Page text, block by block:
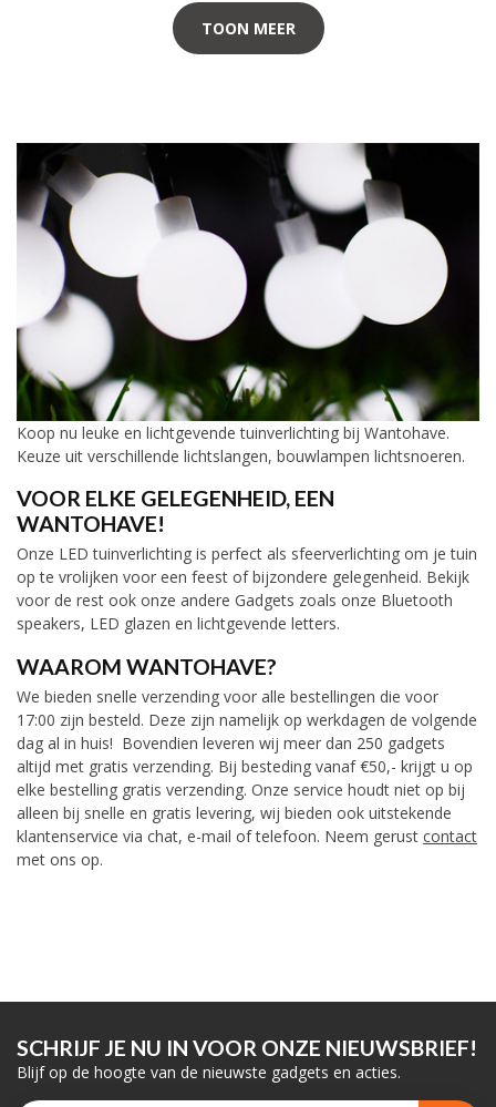
TOON MEER
Koop nu leuke en lichtgevende tuinverlichting bij Wantohave.
Keuze uit verschillende lichtslangen, bouwlampen lichtsnoeren.
VOOR ELKE GELEGENHEID, EEN
WANTOHAVE!
Onze LED tuinverlichting is perfect als sfeerverlichting om je tuin
op te vrolijken voor een feest of bijzondere gelegenheid. Bekijk
voor de rest ook onze andere Gadgets zoals onze Bluetooth
speakers, LED glazen en lichtgevende letters.
WAAROM WANTOHAVE?
We bieden snelle verzending voor alle bestellingen die voor
17:00 zijn besteld. Deze zijn namelijk op werkdagen de volgende
dag al in huis! Bovendien leveren wij meer dan 250 gadgets
altijd met gratis verzending. Bij besteding vanaf €50,- krijgt u op
elke bestelling gratis verzending. Onze service houdt niet op bij
alleen bij snelle en gratis levering, wij bieden ook uitstekende
klantenservice via chat, e-mail of telefoon. Neem gerust contact
met ons op.
SCHRIJF JE NU IN VOOR ONZE NIEUWSBRIEF!
Blijf op de hoogte van de nieuwste gadgets en acties.